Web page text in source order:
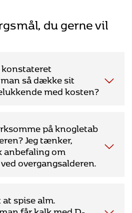
du gerne vil
så dække sit
med kosten?
til 1200 mg kalk om dagen og
Det vil dog kræve en god indsigt
det vil kræve, at man tænker dem
vil det for de fleste være
til madens indhold af kalk, kan jeg
kogebøger, som på de
på knogletab
Jeg tænker,
anbefaling om
overgangsalderen.
omkring overgangsalderen,
der gør deres klienter
spise alm.